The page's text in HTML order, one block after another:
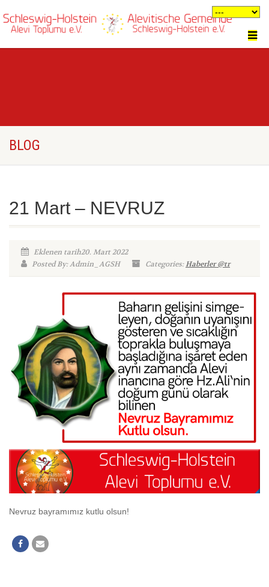
BLOG
21 Mart – NEVRUZ
Eklenen tarih20. Mart 2022
Posted By: Admin_AGSH
Categories:Haberler @tr
Nevruz bayramımız kutlu olsun!